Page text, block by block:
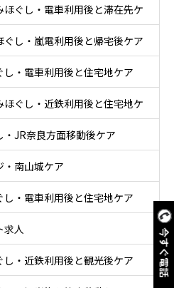
今すぐ電話
ぐし・電車利用後と滞在先ケ
し・嵐電利用後と帰宅後ケア
・電車利用後と住宅地ケア
ぐし・近鉄利用後と住宅地ケ
JR奈良方面移動後ケア
・南山城ケア
・電車利用後と住宅地ケア
求人
・近鉄利用後と観光後ケア